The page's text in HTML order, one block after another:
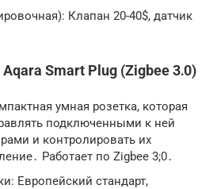
Клапан 20-40$, датчик
Smart Plug (Zigbee 3․0)
умная розетка, которая
подключенными к ней
и контролировать их
Работает по Zigbee 3;0․
Европейский стандарт,